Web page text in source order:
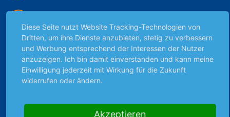
Highlights
Archiv
Börsengerüchte
Diese Seite nutzt Website Tracking-Technologien von
Dritten, um ihre Dienste anzubieten, stetig zu verbessern
und Werbung entsprechend der Interessen der Nutzer
anzuzeigen. Ich bin damit einverstanden und kann meine
Einwilligung jederzeit mit Wirkung für die Zukunft
widerrufen oder ändern.
Akzeptieren